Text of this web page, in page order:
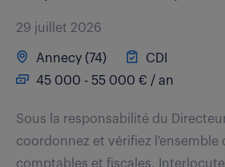
29 juillet 2026
Annecy (74)
CDI
45 000 - 55 000 € / an
Sous la responsabilité du
coordonnez et vérifiez l'ensemble
comptables et fiscales.